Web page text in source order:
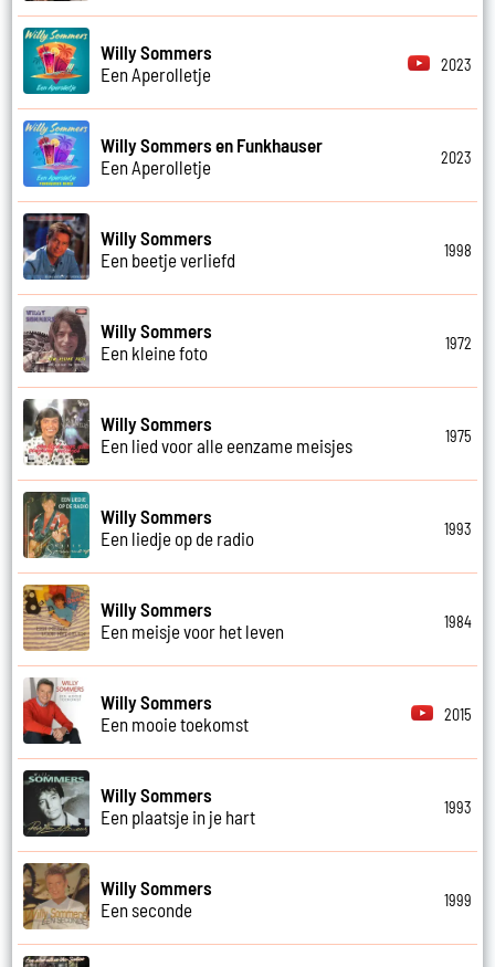
Willy Sommers
Een Aperolletje
2023
Willy Sommers en Funkhauser
Een Aperolletje
2023
Willy Sommers
Een beetje verliefd
1998
Willy Sommers
Een kleine foto
1972
Willy Sommers
Een lied voor alle eenzame meisjes
1975
Willy Sommers
Een liedje op de radio
1993
Willy Sommers
Een meisje voor het leven
1984
Willy Sommers
Een mooie toekomst
2015
Willy Sommers
Een plaatsje in je hart
1993
Willy Sommers
Een seconde
1999